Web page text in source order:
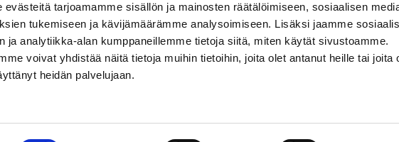
evästeitä tarjoamamme sisällön ja mainosten räätälöimiseen, sosiaalisen
tukemiseen ja kävijämäärämme analysoimiseen. Lisäksi jaamme
ja analytiikka-alan kumppaneillemme tietoja siitä, miten käytät sivustoamme.
voivat yhdistää näitä tietoja muihin tietoihin, joita olet antanut heille tai joita
heidän palvelujaan.